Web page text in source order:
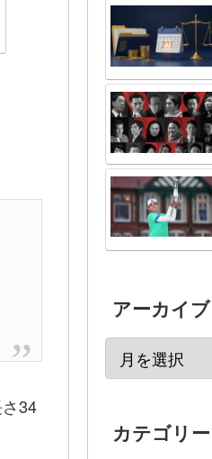
34
アーカイブ
カテゴリー